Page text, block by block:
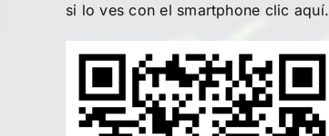
si lo ves con el smartphone clic aquí.